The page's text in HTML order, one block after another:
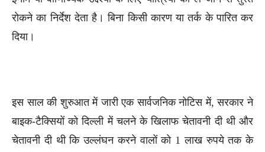
रोकने का निर्देश देता है। बिना किसी कारण या तर्क के पारित कर
दिया।
इस साल की शुरुआत में जारी एक सार्वजनिक नोटिस में, सरकार ने
बाइक-टैक्सियों को दिल्ली में चलने के खिलाफ चेतावनी दी थी और
चेतावनी दी थी कि उल्लंघन करने वालों को 1 लाख रुपये तक के